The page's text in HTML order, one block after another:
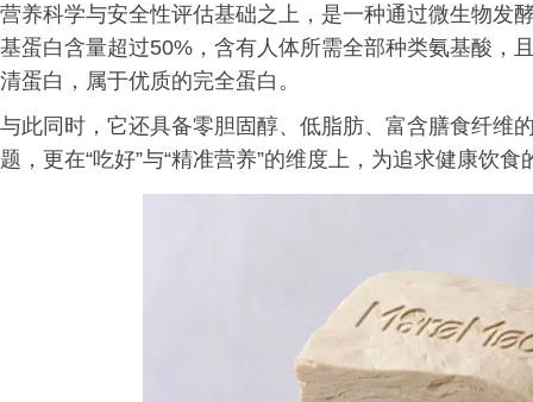
营养科学与安全性评估基础之上，是一种通过微生物发
基蛋白含量超过50%，含有人体所需全部种类氨基酸，
清蛋白，属于优质的完全蛋白。
与此同时，它还具备零胆固醇、低脂肪、富含膳食纤维
题，更在“吃好”与“精准营养”的维度上，为追求健康饮